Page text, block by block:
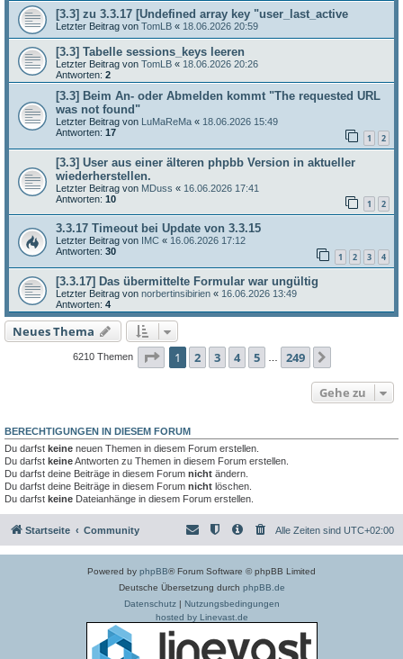
[3.3] zu 3.3.17 [Undefined array key "user_last_active
Letzter Beitrag von TomLB « 18.06.2026 20:59
[3.3] Tabelle sessions_keys leeren
Letzter Beitrag von TomLB « 18.06.2026 20:26
Antworten: 2
[3.3] Beim An- oder Abmelden kommt "The requested URL
was not found"
Letzter Beitrag von LuMaReMa « 18.06.2026 15:49
Antworten: 17 1 2
[3.3] User aus einer älteren phpbb Version in aktueller
wiederherstellen.
Letzter Beitrag von MDuss « 16.06.2026 17:41
Antworten: 10 1 2
3.3.17 Timeout bei Update von 3.3.15
Letzter Beitrag von IMC « 16.06.2026 17:12
Antworten: 30 1 2 3 4
[3.3.17] Das übermittelte Formular war ungültig
Letzter Beitrag von norbertinsibirien « 16.06.2026 13:49
Antworten: 4
Neues Thema
6210 Themen Seite 1von 249
1 2 3 4 5 249
Gehe zu
BERECHTIGUNGEN IN DIESEM FORUM
Du darfst keine neuen Themen in diesem Forum erstellen.
Du darfst keineAntworten zu Themen in diesem Forum erstellen.
Du darfst deine Beiträge in diesem Forum nicht ändern.
Du darfst deine Beiträge in diesem Forum nicht löschen.
Du darfst keine Dateianhänge in diesem Forum erstellen.
Startseite Community Alle Zeiten sind UTC+02:00
Powered by phpBB® Forum Software © phpBB Limited
Deutsche Übersetzung durch phpBB.de
Datenschutz| Nutzungsbedingungen
hosted by Linevast.de